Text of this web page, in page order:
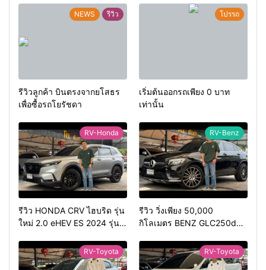
NEWS รีวิว
รีวิวลูกค้า บินตรงจากยโสธร
เพื่อซื้อรถโยรัชดา
โปรรถ
เริ่มต้นออกรถเพียง 0 บาท
เท่านั้น
RV-Honda
รีวิว HONDA CRV ไฮบริด รุ่น
ใหม่ 2.0 eHEV ES 2024 รุ่น
วิ่ง3หมื่นกว่าโล
RV-Benz
รีวิว วิ่งเพียง 50,000
กิโลเมตร BENZ GLC250d
เดียว ดีเซล สวยหายาก ทรง
สปอร์ต
RV-Toyota RV-Toyota